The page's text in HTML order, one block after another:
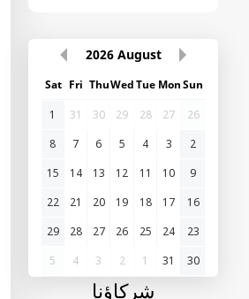
August
2026
Sun
Mon
Tue
Wed
Thu
Fri
Sat
26
27
28
29
30
31
1
2
3
4
5
6
7
8
9
10
11
12
13
14
15
16
17
18
19
20
21
22
23
24
25
26
27
28
29
30
31
1
2
3
4
5
شركاؤنا